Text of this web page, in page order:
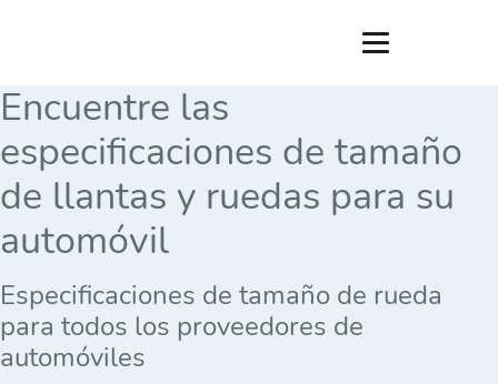
Encuentre las
especificaciones de tamaño
de llantas y ruedas para su
automóvil
Especificaciones de tamaño de rueda
para todos los proveedores de
automóviles